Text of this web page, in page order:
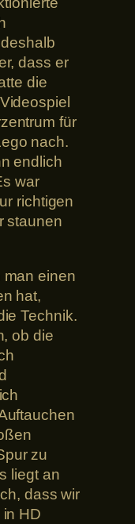
dass er
die
für
nach.
endlich
war
richtigen
staunen
man einen
hat,
Technik.
ob die
zu
liegt an
dass wir
HD